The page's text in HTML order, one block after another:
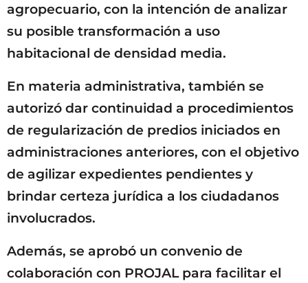
agropecuario, con la intención de analizar
su posible transformación a uso
habitacional de densidad media.
En materia administrativa, también se
autorizó dar continuidad a procedimientos
de regularización de predios iniciados en
administraciones anteriores, con el objetivo
de agilizar expedientes pendientes y
brindar certeza jurídica a los ciudadanos
involucrados.
Además, se aprobó un convenio de
colaboración con PROJAL para facilitar el